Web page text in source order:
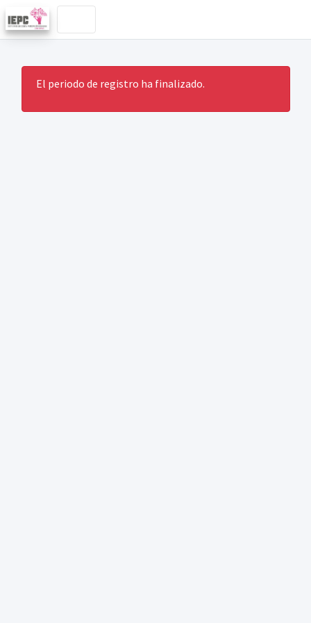
El periodo de registro ha finalizado.